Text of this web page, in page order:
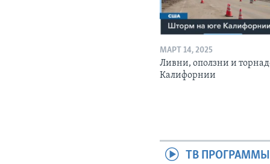
МАРТ 14, 2025
Ливни, оползни и
Калифорнии
ТВ ПРОГРАММЫ